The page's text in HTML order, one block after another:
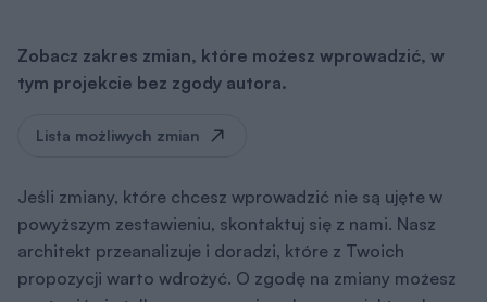
Zobacz zakres zmian, które możesz wprowadzić, w
tym projekcie bez zgody autora.
Lista możliwych zmian
Jeśli zmiany, które chcesz wprowadzić nie są ujęte w
powyższym zestawieniu, skontaktuj się z nami. Nasz
architekt przeanalizuje i doradzi, które z Twoich
propozycji warto wdrożyć. O zgodę na zmiany możesz